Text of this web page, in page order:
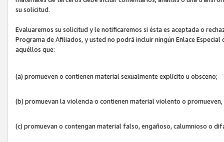
su solicitud.
Evaluaremos su solicitud y le notificaremos si ésta es aceptada o
Programa de Afiliados, y usted no podrá incluir ningún Enlace
aquéllos que:
(a) promueven o contienen material sexualmente explícito u obsceno;
(b) promuevan la violencia o contienen material violento o
(c) promuevan o contengan material falso, engañoso, calumnioso o